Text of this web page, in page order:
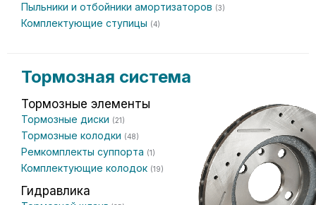
Пыльники и отбойники амортизаторов (3)
Комплектующие ступицы (4)
Тормозная система
Тормозные элементы
Тормозные диски (21)
Тормозные колодки (48)
Ремкомплекты суппорта (1)
Комплектующие колодок (19)
Гидравлика